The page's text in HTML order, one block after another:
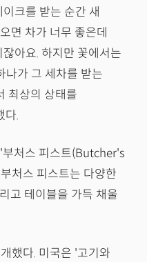
크를 받는 순간 새
면 차가 너무 좋은데
아요. 하지만 꽃에서는
나가 그 세차를 받는
최상의 상태를
다.
처스 피스트(Butcher's
처스 피스트는 다양한
고 테이블을 가득 채울
했다. 미국은 '고기와